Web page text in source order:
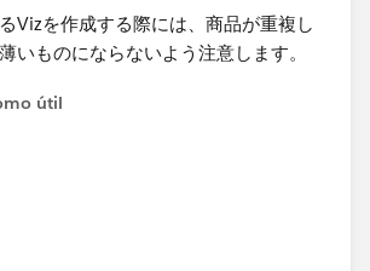
わせを除外するのは簡単で、そのとお
ィルタに入れます。
出てきた商品Aを列挙し、
Vizを作成する際には、商品が重複し
いものにならないよう注意します。
útil